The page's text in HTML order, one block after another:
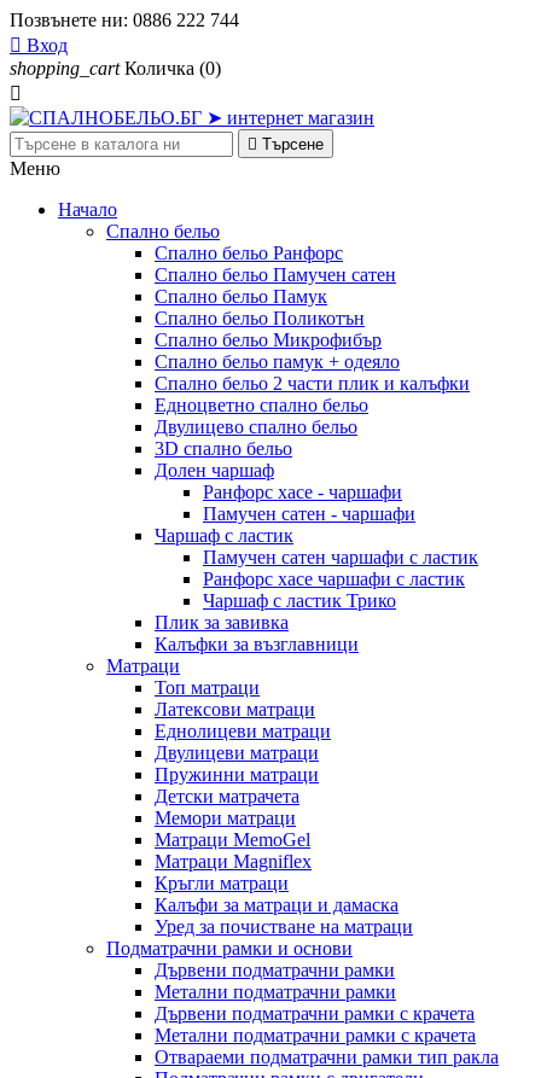
Позвънете ни: 0886 222 744
 Вход
shopping_cart Количка (0)

 Търсене
Меню
Начало
Спално бельо
Спално бельо Ранфорс
Спално бельо Памучен сатен
Спално бельо Памук
Спално бельо Поликотън
Спално бельо Микрофибър
Спално бельо памук + одеяло
Спално бельо 2 части плик и калъфки
Eдноцветно спално бельо
Двулицево спално бельо
3D спално бельо
Долен чаршаф
Ранфорс хасе - чаршафи
Памучен сатен - чаршафи
Чаршаф с ластик
Памучен сатен чаршафи с ластик
Ранфорс хасе чаршафи с ластик
Чаршаф с ластик Трико
Плик за завивкa
Калъфки за възглавници
Матраци
Топ матраци
Латексови матраци
Еднолицеви матраци
Двулицеви матраци
Пружинни матраци
Детски матрачета
Мемори матраци
Mатраци MemoGel
Матраци Мagniflex
Кръгли матраци
Калъфи за матраци и дамаска
Уред за почистване на матраци
Подматрачни рамки и основи
Дървени подматрачни рамки
Метални подматрачни рамки
Дървени подматрачни рамки с крачета
Метални подматрачни рамки с крачета
Отвараеми подматрачни рамки тип ракла